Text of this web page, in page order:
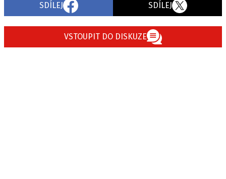
SDÍLEJ SDÍLEJ
VSTOUPIT DO DISKUZE